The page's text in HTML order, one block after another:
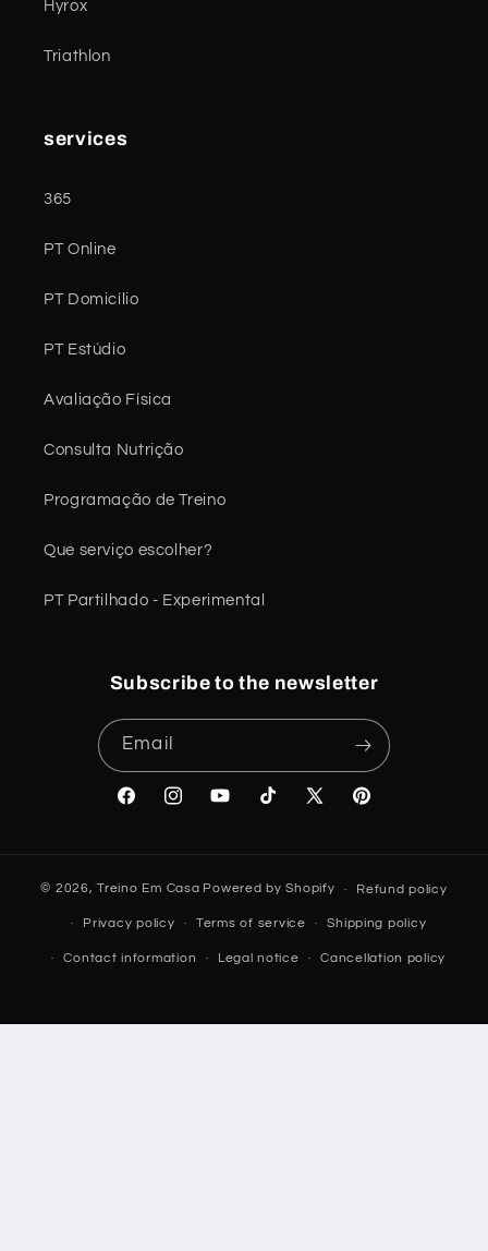
Hyrox
Triathlon
services
365
PT Online
PT Domicílio
PT Estúdio
Avaliação Física
Consulta Nutrição
Programação de Treino
Que serviço escolher?
PT Partilhado - Experimental
Subscribe to the newsletter
Email
FacebookInstagramYouTubeTikTok
X
Pinterest
© 2026, Treino Em Casa Powered by Shopify Refund policy
Privacy policy Terms of service Shipping policy
Contact information Legal notice Cancellation policy